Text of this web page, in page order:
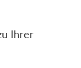
Ihrer